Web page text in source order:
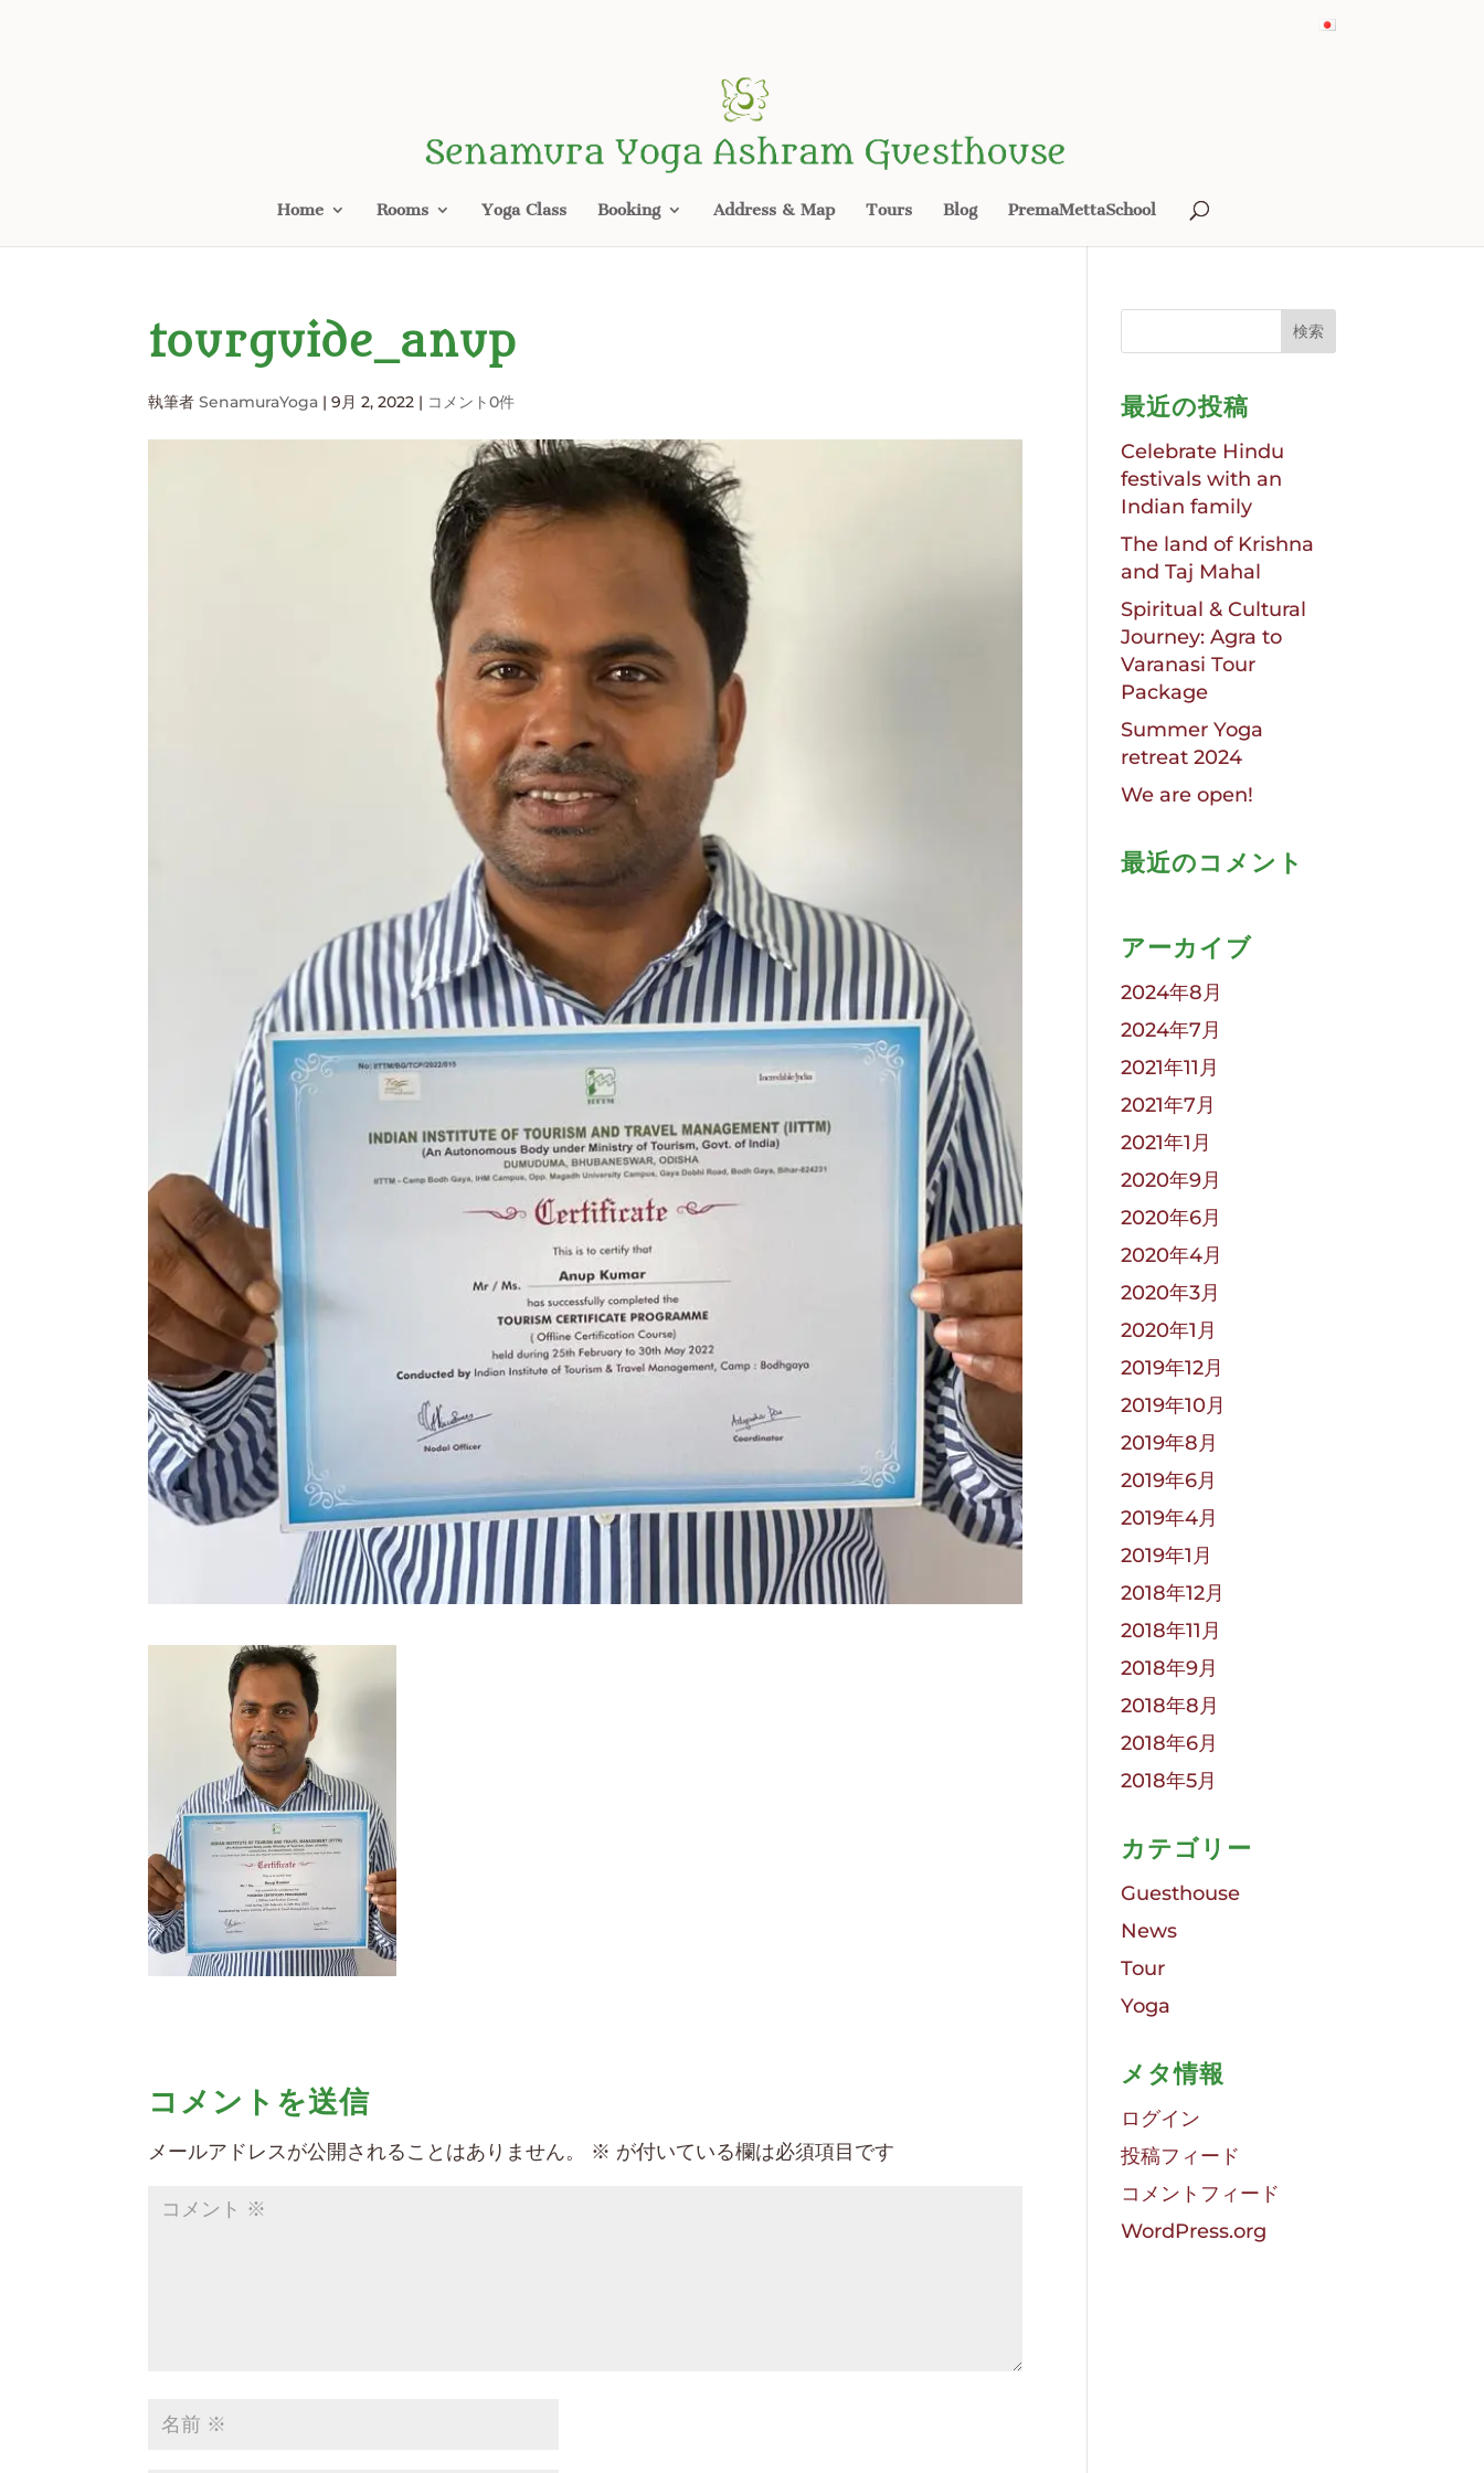
Home Rooms Yoga Class Booking Address & Map Tours Blog PremaMettaSchool
tourguide_anup
執筆者SenamuraYoga |9月 2, 2022 | コメント0件
コメントを送信
メールアドレスが公開されることはありません。 ※ が付いている欄は必須項目です
最近の投稿
Celebrate Hindu
festivals with an
Indian family
The land of Krishna
and Taj Mahal
Spiritual & Cultural
Journey: Agra to
Varanasi Tour
Package
Summer Yoga
retreat 2024
We are open!
最近のコメント
アーカイブ
2024年8月
2024年7月
2021年11月
2021年7月
2021年1月
2020年9月
2020年6月
2020年4月
2020年3月
2020年1月
2019年12月
2019年10月
2019年8月
2019年6月
2019年4月
2019年1月
2018年12月
2018年11月
2018年9月
2018年8月
2018年6月
2018年5月
カテゴリー
Guesthouse
News
Tour
Yoga
メタ情報
ログイン
投稿フィード
コメントフィード
WordPress.org